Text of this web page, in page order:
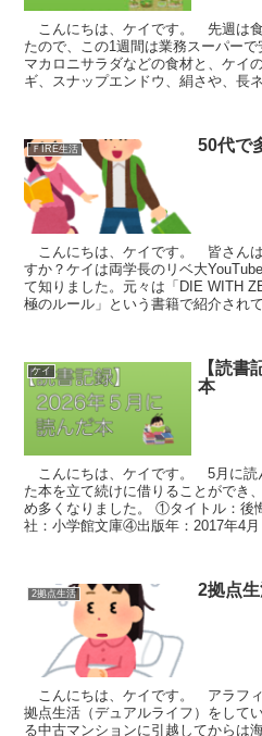
こんにちは、ケイです。 先週は
たので、この1週間は業務スーパー
マカロニサラダなどの食材と、ケイ
ギ、スナップエンドウ、絹さや、長
ＦIRE生活 50代で
こんにちは、ケイです。 皆さん
すか？ケイは両学長のリベ大
て知りました。元々は「DIE WITH
極のルール」という書籍で紹介されて
ケイ
【読書
本
こんにちは、ケイです。 5月に読
た本を立て続けに借りることができ
め多くなりました。 ①タイトル：
社：小学館文庫④出版年：2017年4
2拠点生活 2拠点
こんにちは、ケイです。 アラフ
拠点生活（デュアルライフ）をして
る中古マンションに引越してからは